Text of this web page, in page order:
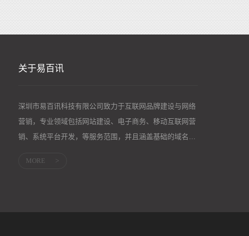
关于易百讯
深圳市易百讯科技有限公司致力于互联网品牌建设与网络
营销，专业领域包括网站建设、电子商务、移动互联网营
销、系统平台开发，等服务范围，并且涵盖基础的域名服
MORE >